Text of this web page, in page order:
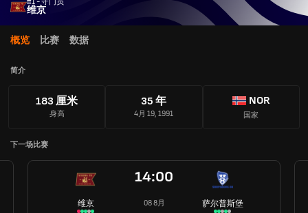
维京
概览 比赛 数据
简介
183 厘米
身高
35 年
4月 19, 1991
NOR
国家
下一场比赛
维京
14:00
08 8月 萨尔普斯堡